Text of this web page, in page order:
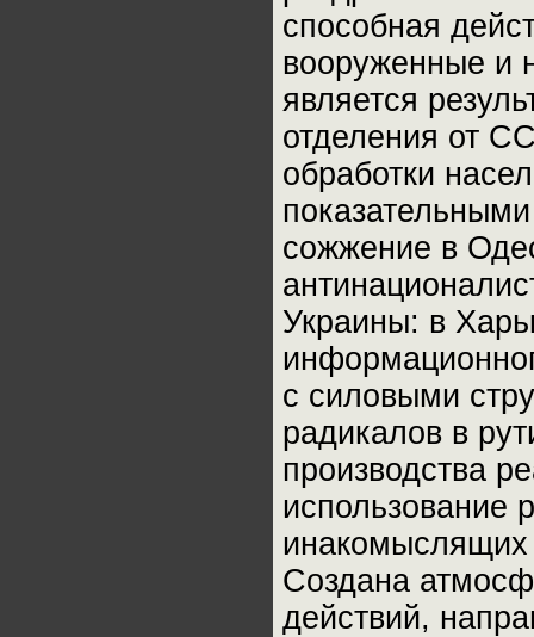
способная
вооруженные и
является
отделения от
обработки
сожжение в
Украины: в
с силовыми
радикалов в
производства
использование
инакомыслящих
Создана
действий,